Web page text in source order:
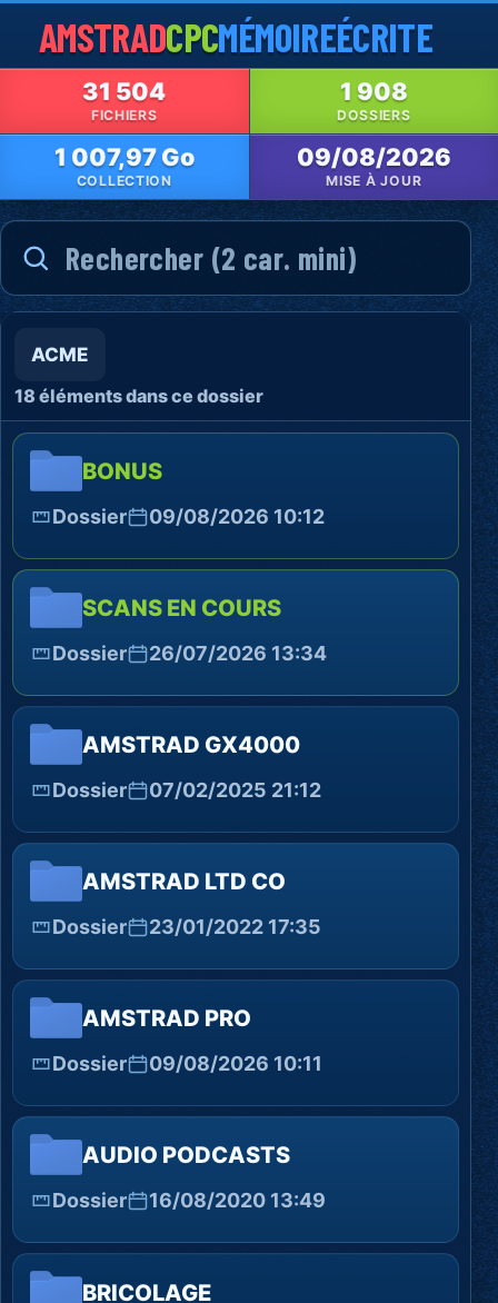
AMSTRADCPCMÉMOIREÉCRITE
31 504
FICHIERS
1 908
DOSSIERS
1 007,97 Go
COLLECTION
09/08/2026
MISE À JOUR
ACME
18 éléments dans ce dossier
BONUS
Dossier 09/08/2026 10:12
SCANS EN COURS
Dossier 26/07/2026 13:34
AMSTRAD GX4000
Dossier 07/02/2025 21:12
AMSTRAD LTD CO
Dossier 23/01/2022 17:35
AMSTRAD PRO
Dossier 09/08/2026 10:11
AUDIO PODCASTS
Dossier 16/08/2020 13:49
BRICOLAGE